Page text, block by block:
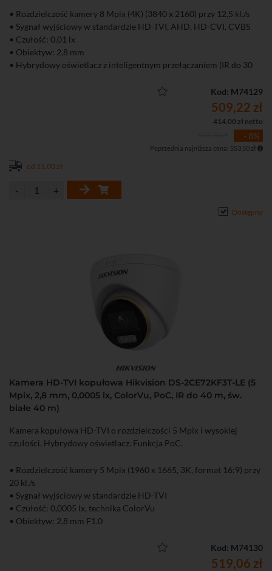
• Rozdzielczość kamery 8 Mpix (4K) (3840 x 2160) przy 12,5 kl./s
• Sygnał wyjściowy w standardzie HD-TVI, AHD, HD-CVI, CVBS
• Czułość: 0,01 lx
• Obiektyw: 2,8 mm
• Hybrydowy oświetlacz z inteligentnym przełączaniem (IR do 30
Kod: M74129
509,22 zł
414,00 zł netto
- 8%
Poprzednia najniższa cena: 553,50 zł
od 11,00 zł
Dostępny
Kamera HD-TVI kopułowa Hikvision DS-2CE72KF3T-LE (5
Mpix, 2,8 mm, 0,0005 lx, ColorVu, PoC, IR do 40 m, św.
białe 40 m)
Kamera kopułowa HD-TVI o rozdzielczości 5 Mpix i wysokiej
czułości. Hybrydowy oświetlacz. Funkcja PoC.
• Rozdzielczość kamery 5 Mpix (1960 x 1665, 3K, format 16:9) przy
20 kl./s
• Sygnał wyjściowy w standardzie HD-TVI
• Czułość: 0,0005 lx, technika ColorVu
• Obiektyw: 2,8 mm F1.0
Kod: M74130
519,06 zł